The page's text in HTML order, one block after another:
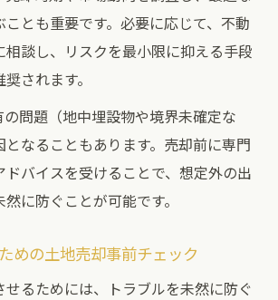
とも重要です。必要に応じて、不動
談し、リスクを最小限に抑える手段
されます。
問題（地中埋設物や境界未確定な
となることもあります。売却前に専門
バイスを受けることで、想定外の出
に防ぐことが可能です。
めの土地売却事前チェック
るためには、トラブルを未然に防ぐ